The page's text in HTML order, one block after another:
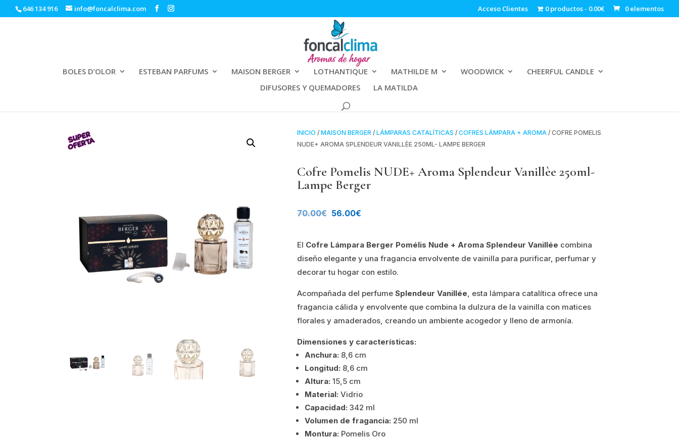
646 134 916 info@foncalclima.com Acceso Clientes 0 productos 0.00€ 0 elementos
BOLES D’OLOR ESTEBAN PARFUMS MAISON BERGER LOTHANTIQUE MATHILDE M WOODWICK
CHEERFUL CANDLE
DIFUSORES Y QUEMADORES
LA MATILDA
INICIO /MAISON BERGER /LÁMPARAS CATALÍTICAS /COFRES LÁMPARA + AROMA / COFRE POMELIS
NUDE+ AROMA SPLENDEUR VANILLÈE 250ML- LAMPE BERGER
Cofre Pomelis NUDE+ Aroma Splendeur Vanillèe 250ml-
Lampe Berger
70.00€ El
original
era:
70.00€.
56.00€
actual
es:
56.00€.
El Cofre Lámpara Berger Pomélis Nude + Aroma Splendeur Vanillée combina
diseño elegante y una fragancia envolvente de vainilla para purificar, perfumar y
decorar tu hogar con estilo.
Acompañada del perfumeSplendeur Vanillée , esta lámpara catalítica ofrece una
fragancia cálida y envolvente que combina la dulzura de la vainilla con matices
florales y amaderados, creando un ambiente acogedor y lleno de armonía.
Dimensiones y características:
Anchura: 8,6 cm
Longitud: 8,6 cm
Altura: 15,5 cm
Material: Vidrio
Capacidad: 342 ml
Volumen de fragancia: 250 ml
Montura: Pomelis Oro